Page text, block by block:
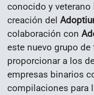
conocido y veterano
creación del
colaboración con
este nuevo grupo
proporcionar a los
empresas binarios
compilaciones para